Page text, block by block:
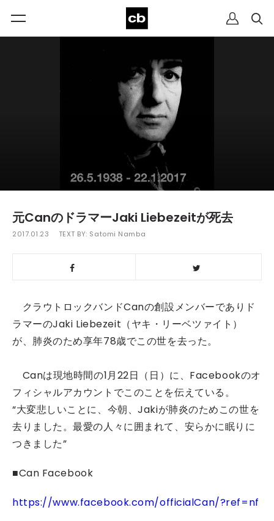
元CanのドラマーJaki Liebezeitが死去
2017.01.23 TEXT BY: Satomi Namba
クラウトロックバンドCanの創設メンバーでありド
ラマーのJaki Liebezeit（ヤキ・リーベツァイト）
が、肺炎のため享年78歳でこの世を去った。
Canは現地時間の1月22日（日）に、Facebookのオ
フィシャルアカウントでこのことを伝えている。
“大変悲しいことに、今朝、Jakiが肺炎のためこの世を
去りました。最愛の人々に囲まれて、安らかに眠りに
つきました”
■Can Facebook
https://www.facebook.com/officialCan/?ref=nf